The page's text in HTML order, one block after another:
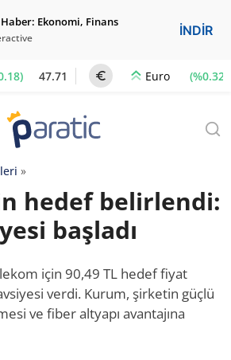
Ekonomi, Finans
İNDİR
47.71 Euro (%0.32)
»
hedef belirlendi:
başladı
için 90,49 TL hedef fiyat
verdi. Kurum, şirketin güçlü
ve fiber altyapı avantajına